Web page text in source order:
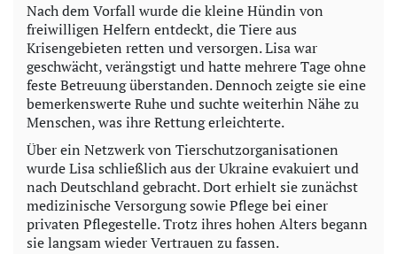
Nach dem Vorfall wurde die kleine Hündin von
freiwilligen Helfern entdeckt, die Tiere aus
Krisengebieten retten und versorgen. Lisa war
geschwächt, verängstigt und hatte mehrere Tage ohne
feste Betreuung überstanden. Dennoch zeigte sie eine
bemerkenswerte Ruhe und suchte weiterhin Nähe zu
Menschen, was ihre Rettung erleichterte.
Über ein Netzwerk von Tierschutzorganisationen
wurde Lisa schließlich aus der Ukraine evakuiert und
nach Deutschland gebracht. Dort erhielt sie zunächst
medizinische Versorgung sowie Pflege bei einer
privaten Pflegestelle. Trotz ihres hohen Alters begann
sie langsam wieder Vertrauen zu fassen.